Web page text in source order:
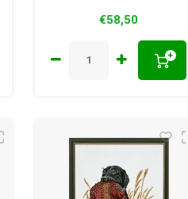
€58,50
+